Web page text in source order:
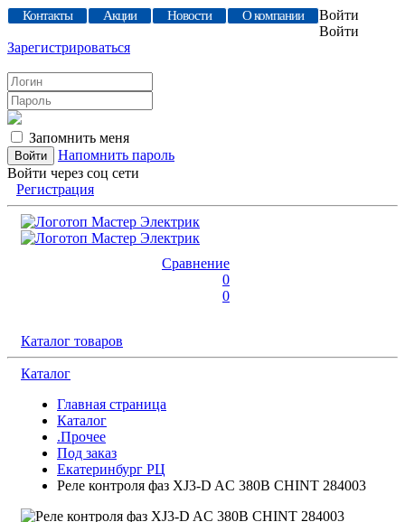
Контакты Акции Новости О компании
Войти
Войти
Зарегистрироваться
Запомнить меня
Напомнить пароль
Войти через соц сети
Регистрация
Сравнение
0
0
Каталог товаров
Каталог
Главная страница
Каталог
.Прочее
Под заказ
Екатеринбург РЦ
Реле контроля фаз XJ3-D AC 380В CHINT 284003